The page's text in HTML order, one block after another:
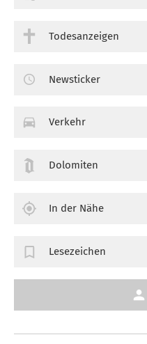
Todesanzeigen
Newsticker
Verkehr
Dolomiten
In der Nähe
Lesezeichen